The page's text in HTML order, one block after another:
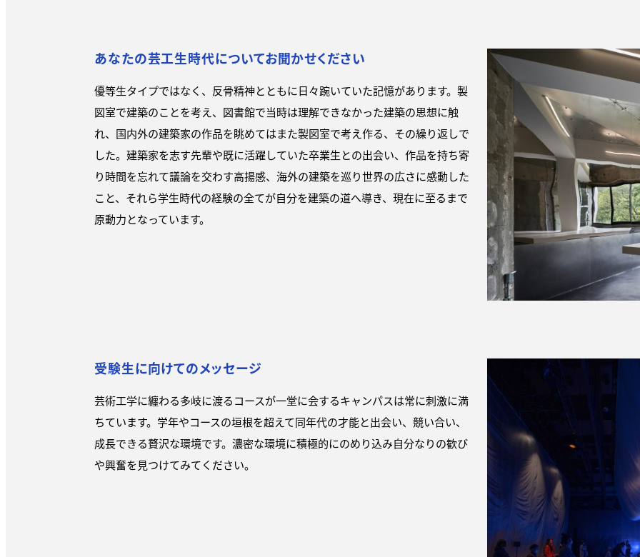
あなたの芸工生時代についてお聞かせください
優等生タイプではなく、反骨精神とともに日々踠いていた記憶があります。製
図室で建築のことを考え、図書館で当時は理解できなかった建築の思想に触
れ、国内外の建築家の作品を眺めてはまた製図室で考え作る、その繰り返しで
した。建築家を志す先輩や既に活躍していた卒業生との出会い、作品を持ち寄
り時間を忘れて議論を交わす高揚感、海外の建築を巡り世界の広さに感動した
こと、それら学生時代の経験の全てが自分を建築の道へ導き、現在に至るまで
原動力となっています。
受験生に向けてのメッセージ
芸術工学に纏わる多岐に渡るコースが一堂に会するキャンパスは常に刺激に満
ちています。学年やコースの垣根を超えて同年代の才能と出会い、競い合い、
成長できる贅沢な環境です。濃密な環境に積極的にのめり込み自分なりの歓び
や興奮を見つけてみてください。